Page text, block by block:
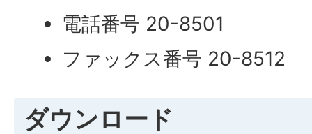
電話番号 20-8501
ファックス番号 20-8512
ダウンロード